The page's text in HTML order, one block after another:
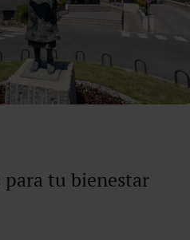
para tu bienestar